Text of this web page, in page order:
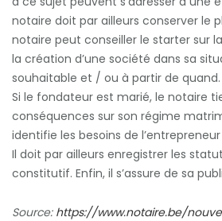
notaire doit par ailleurs conserver le
notaire peut conseiller le starter sur
la création d’une société dans sa
souhaitable et / ou à partir de quand.
Si le fondateur est marié, le notaire
conséquences sur son régime
identifie les besoins de
Il doit par ailleurs enregistrer les
constitutif. Enfin, il s’assure de sa
Source: https://www.notaire.be/